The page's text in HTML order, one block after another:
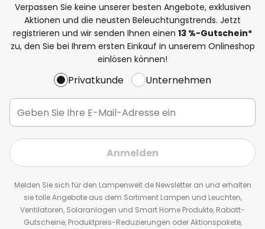
Verpassen Sie keine unserer besten Angebote, exklusiven
Aktionen und die neusten Beleuchtungstrends. Jetzt
registrieren und wir senden Ihnen einen 13 %-Gutschein*
zu, den Sie bei Ihrem ersten Einkauf in unserem Onlineshop
einlösen können!
Privatkunde Unternehmen
Anmelden
Melden Sie sich für den Lampenwelt.de Newsletter an und erhalten
sie tolle Angebote aus dem Sortiment Lampen und Leuchten,
Ventilatoren, Solaranlagen und Smart Home Produkte, Rabatt-
Gutscheine, Produktpreis-Reduzierungen oder Aktionspakete,